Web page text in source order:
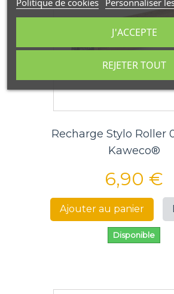
Recharge Stylo Roller
Kaweco®
6,90 €
Ajouter au panier
Disponible
Politique de cookies Personnaliser
REJETER TOUT
J'ACCEPTE